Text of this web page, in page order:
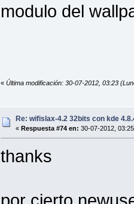
modulo del
« Última modificación: 30-07-2012, 03:23
Re: wifislax-4.2 32bits con kde
« Respuesta #74 en: 30-07-2012,
thanks